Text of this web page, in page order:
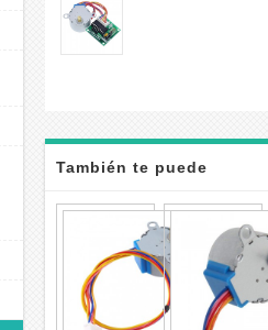
También te puede
interesar
48
12V
Paso
Motor